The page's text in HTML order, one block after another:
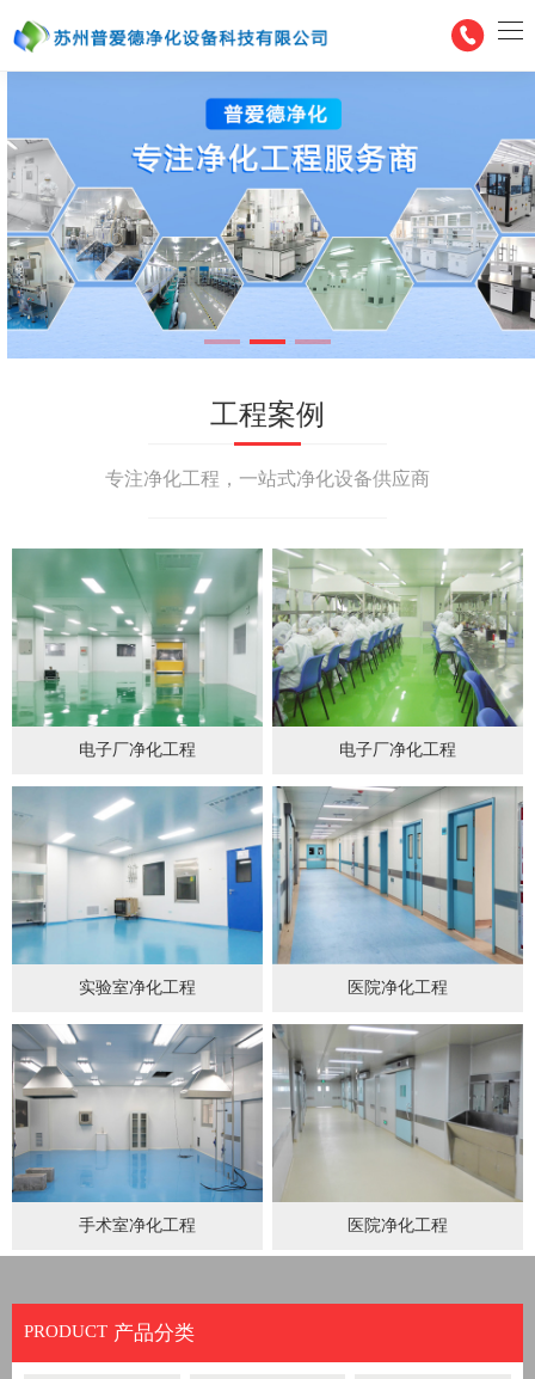
工程案例
专注净化工程，一站式净化设备供应商
电子厂净化工程 电子厂净化工程
实验室净化工程 医院净化工程
手术室净化工程 医院净化工程
PRODUCT 产品分类